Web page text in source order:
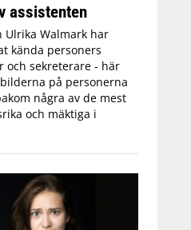
assistenten
Ulrika Walmark har
kända personers
och sekreterare - här
på personerna
några av de mest
och mäktiga i